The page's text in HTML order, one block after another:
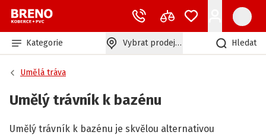
Kategorie Vybrat prodejnu Hledat
Umělá tráva
Umělý trávník k bazénu
Umělý trávník k bazénu je skvělou alternativou